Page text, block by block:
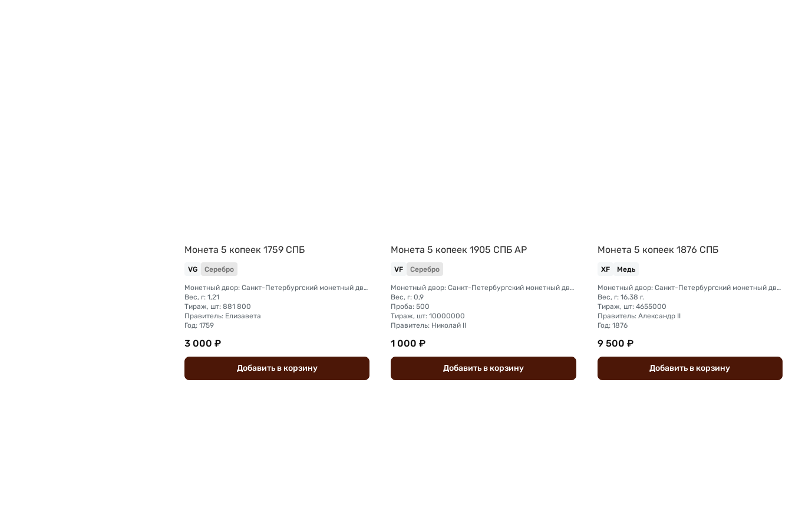
Монета 5 копеек 1759 СПБ
VG Серебро
Монетный двор: Санкт-Петербургский монетный двор
Вес, г: 1,21
Тираж, шт: 881 800
Правитель: Елизавета
Год: 1759
3 000 ₽
Добавить вкорзину
Монета 5 копеек 1905 СПБ АР
VF Серебро
Монетный двор: Санкт-Петербургский монетный двор
Вес, г: 0,9
Проба: 500
Тираж, шт: 10000000
Правитель: Николай II
1 000 ₽
Добавить вкорзину
Монета 5 копеек 1876 СПБ
XF Медь
Монетный двор: Санкт-Петербургский монетный двор
Вес, г: 16.38 г.
Тираж, шт: 4655000
Правитель: Александр II
Год: 1876
9 500 ₽
Добавить в корзину